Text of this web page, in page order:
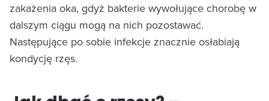
zakażenia oka, gdyż bakterie wywołujące chorobę w
dalszym ciągu mogą na nich pozostawać.
Następujące po sobie infekcje znacznie osłabiają
kondycję rzęs.